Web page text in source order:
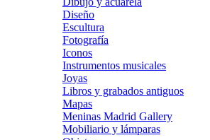
Diseño
Escultura
Fotografía
Iconos
Instrumentos musicales
Joyas
Libros y grabados antiguos
Mapas
Meninas Madrid Gallery
Mobiliario y lámparas